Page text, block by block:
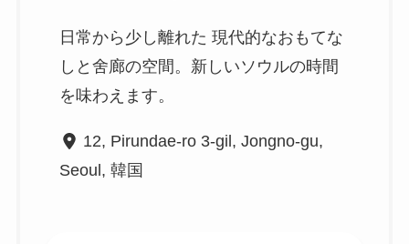
日常から少し離れた 現代的なおもてな
しと舍廊の空間。新しいソウルの時間
を味わえます。
12, Pirundae-ro 3-gil, Jongno-gu,
Seoul, 韓国